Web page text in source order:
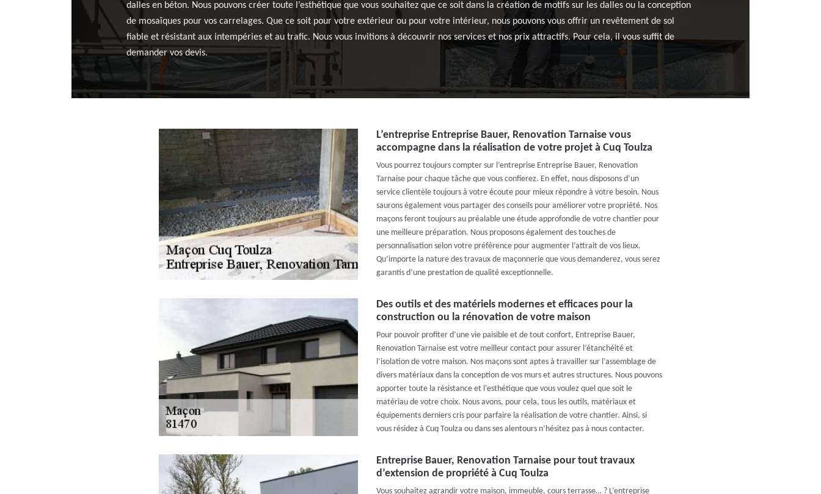
dalles en béton. Nous pouvons créer toute l’esthétique que vous souhaitez que ce soit dans la création de motifs sur les dalles ou la conception
de mosaïques pour vos carrelages. Que ce soit pour votre extérieur ou pour votre intérieur, nous pouvons vous offrir un revêtement de sol
fiable et résistant aux intempéries et au trafic. Nous vous invitions à découvrir nos services et nos prix attractifs. Pour cela, il vous suffit de
demander vos devis.
L’entreprise Entreprise Bauer, Renovation Tarnaise vous
accompagne dans la réalisation de votre projet à Cuq Toulza
Vous pourrez toujours compter sur l’entreprise Entreprise Bauer, Renovation
Tarnaise pour chaque tâche que vous confierez. En effet, nous disposons d’un
service clientèle toujours à votre écoute pour mieux répondre à votre besoin. Nous
saurons également vous partager des conseils pour améliorer votre propriété. Nos
maçons feront toujours au préalable une étude approfondie de votre chantier pour
une meilleure préparation. Nous proposons également des touches de
personnalisation selon votre préférence pour augmenter l’attrait de vos lieux.
Qu’importe la nature des travaux de maçonnerie que vous demanderez, vous serez
garantis d’une prestation de qualité exceptionnelle.
Des outils et des matériels modernes et efficaces pour la
construction ou la rénovation de votre maison
Pour pouvoir profiter d’une vie paisible et de tout confort, Entreprise Bauer,
Renovation Tarnaise est votre meilleur contact pour assurer l’étanchéité et
l’isolation de votre maison. Nos maçons sont aptes à travailler sur l’assemblage de
divers matériaux dans la conception de vos murs et autres structures. Nous pouvons
apporter toute la résistance et l’esthétique que vous voulez quel que soit le
matériau de votre choix. Nous avons, pour cela, tous les outils, matériaux et
équipements derniers cris pour parfaire la réalisation de votre chantier. Ainsi, si
vous résidez à Cuq Toulza ou dans ses alentours n’hésitez pas à nous contacter.
Entreprise Bauer, Renovation Tarnaise pour tout travaux
d’extension de propriété à Cuq Toulza
Vous souhaitez agrandir votre maison, immeuble, cours terrasse… ? L’entreprise